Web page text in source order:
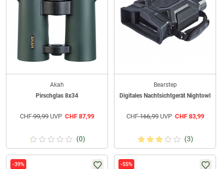
Akah
Pirschglas 8x34
CHF99,99 UVP CHF 87,99
(0)
Bearstep
Digitales Nachtsichtgerät Nightowl
CHF166,99UVP CHF83,99
(3)
-39% -55%